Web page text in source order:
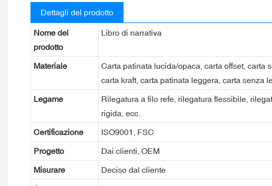
Dettagli del prodotto
Nome del
prodotto
Libro di narrativa
Materiale
Carta patinata lucida/opaca, carta offset, carta
carta kraft, carta patinata leggera, carta senza
Legame
Rilegatura a filo refe, rilegatura flessibile,
rigida, ecc.
Certificazione ISO9001, FSC
Progetto Dai clienti, OEM
Misurare Deciso dal cliente